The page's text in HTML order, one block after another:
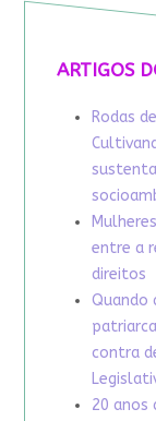
ARTIGOS
Rodas
entre a
direitos
Quando
contra
20 anos